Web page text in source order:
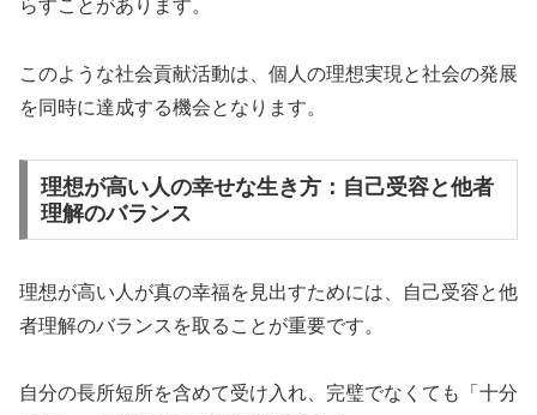
らすことがあります。
このような社会貢献活動は、個人の理想実現と社会の発展
を同時に達成する機会となります。
理想が高い人の幸せな生き方：自己受容と他者
理解のバランス
理想が高い人が真の幸福を見出すためには、自己受容と他
者理解のバランスを取ることが重要です。
自分の長所短所を含めて受け入れ、完璧でなくても「十分